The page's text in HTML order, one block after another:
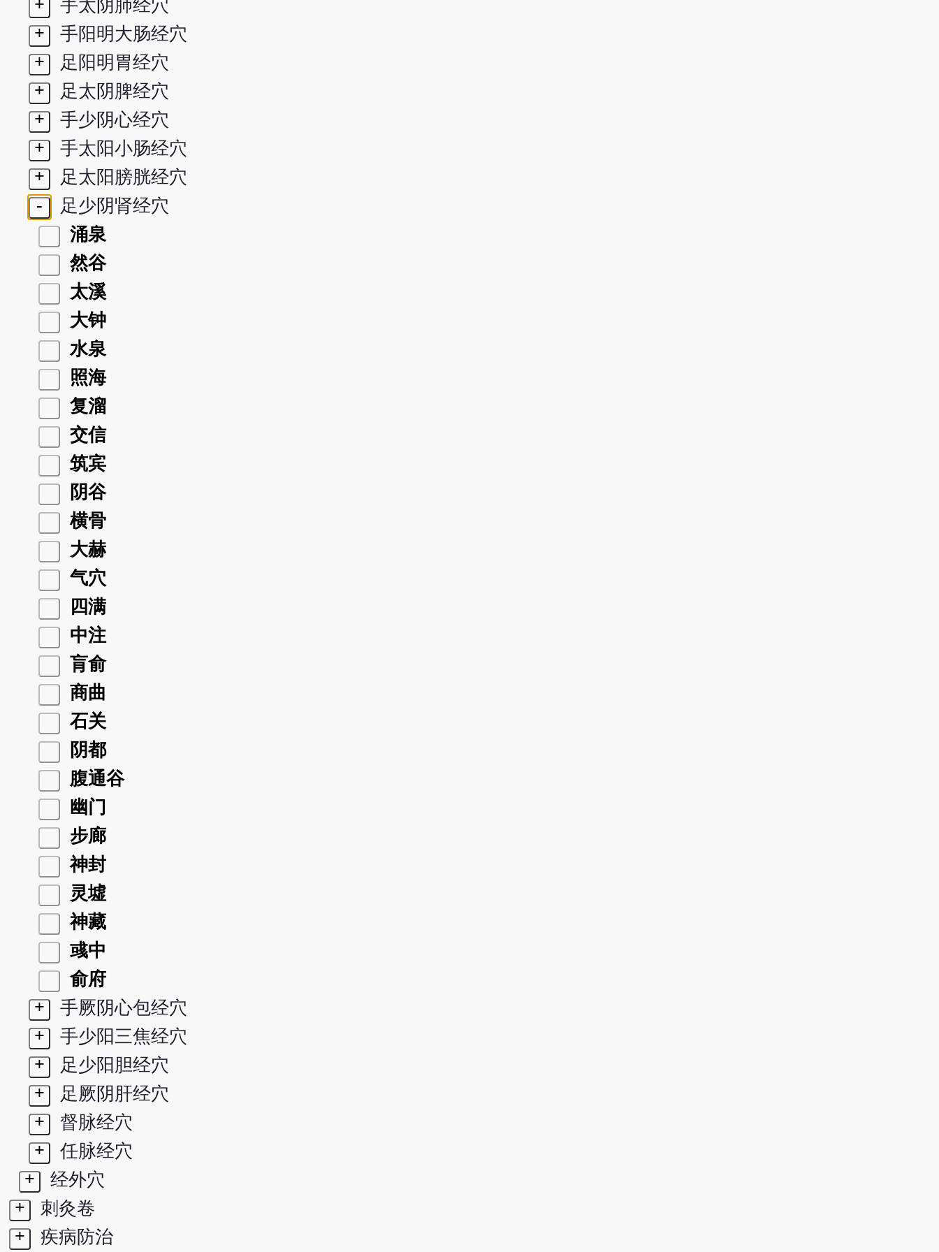
+
手太阴肺经穴
+
手阳明大肠经穴
+
足阳明胃经穴
+
足太阴脾经穴
+
手少阴心经穴
+
手太阳小肠经穴
+
足太阳膀胱经穴
-
足少阴肾经穴
涌泉
然谷
太溪
大钟
水泉
照海
复溜
交信
筑宾
阴谷
横骨
大赫
气穴
四满
中注
肓俞
商曲
石关
阴都
腹通谷
幽门
步廊
神封
灵墟
神藏
彧中
俞府
+
手厥阴心包经穴
+
手少阳三焦经穴
+
足少阳胆经穴
+
足厥阴肝经穴
+
督脉经穴
+
任脉经穴
+
经外穴
+
刺灸卷
+
疾病防治